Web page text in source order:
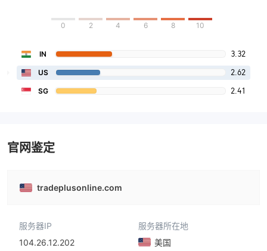
0 2 4 6 8 10
IN 3.32
US 2.62
SG 2.41
官网鉴定
tradeplusonline.com
服务器IP
104.26.12.202
服务器所在地
美国